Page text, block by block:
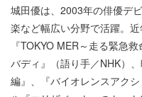
城田優は、2003年の俳優デ
楽など幅広い分野で活躍。
『TOKYO MER～走る緊急
バディ』（語り手／NHK）
編』、『バイオレンスアク